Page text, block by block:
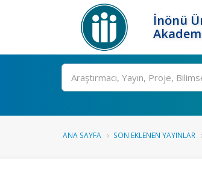
İnönü
Ara
ANA SAYFA SON EKLENEN YAYINLAR